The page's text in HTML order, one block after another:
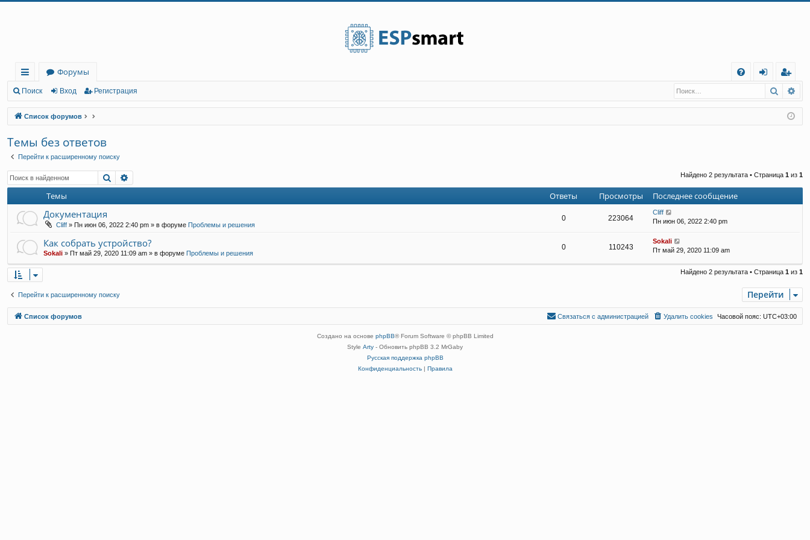
с
ы
лк
и
Форумы
Q
д
г
ис
тр
Поиск Вход Регистрация Поиск
Список форумов
Темы без ответов
Перейти к расширенному поиску
Поиск Найдено 2 результата • Страница 1 из 1
Темы Ответы Просмотры Последнее сообщение
Документация
Cliff » Пн июн 06, 2022 2:40 pm » в форуме Проблемы и решения
0 223064
Cliff
Пн июн 06, 2022 2:40 pm
Как собрать устройство?
Sokali » Пт май 29, 2020 11:09 am » в форуме Проблемы и решения
0 110243
Sokali
Пт май 29, 2020 11:09 am
Найдено 2 результата • Страница 1 из 1
Перейти к расширенному поиску Перейти
Список форумов Часовой пояс: UTC+03:00
Удалить cookies
Связаться с
Связаться с администрацией
Создано на основе phpBB® Forum Software © phpBB Limited
Style Arty - Обновить phpBB 3.2 MrGaby
Русская поддержка phpBB
Конфиденциальность| Правила